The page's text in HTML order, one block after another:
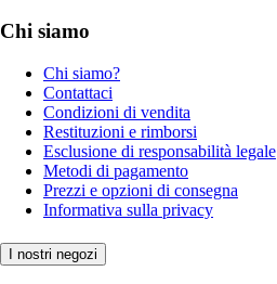
Chi siamo
Chi siamo?
Contattaci
Condizioni di vendita
Restituzioni e rimborsi
Esclusione di responsabilità legale
Metodi di pagamento
Prezzi e opzioni di consegna
Informativa sulla privacy
I nostri negozi